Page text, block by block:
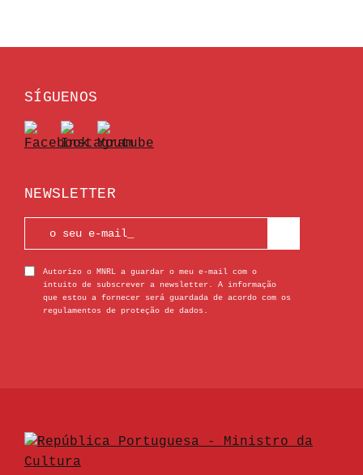
SÍGUENOS
NEWSLETTER
Autorizo o MNRL a guardar o meu e-mail com o
intuito de subscrever a newsletter. A informação
que estou a fornecer será guardada de acordo com os
regulamentos de proteção de dados.